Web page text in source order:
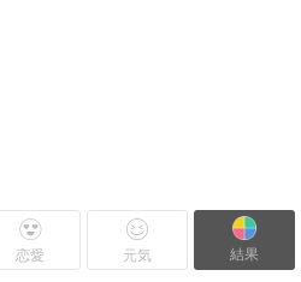
恋愛 元気 結果